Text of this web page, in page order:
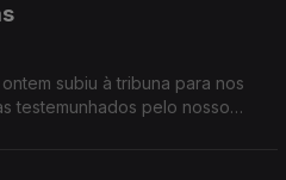
subiu à tribuna para nos
testemunhados pelo nosso